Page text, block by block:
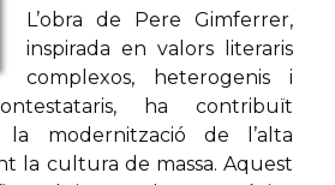
L’obra de Pere Gimferrer,
inspirada en valors literaris
complexos, heterogenis i
ha contribuït
la modernització de l’alta
la cultura de massa. Aquest